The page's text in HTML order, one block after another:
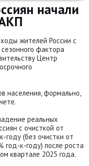
начали
жителей России с
фактора
Центр
населения, формально,
реальных
с очисткой от
году (без очистки от
год-к-году) после роста
квартале 2025 года.